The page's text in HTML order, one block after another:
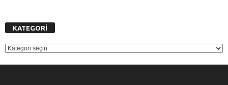
KATEGORİ
KATEGORİ